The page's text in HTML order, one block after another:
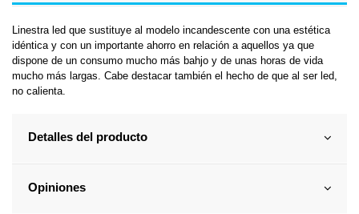
Linestra led que sustituye al modelo incandescente con una estética
idéntica y con un importante ahorro en relación a aquellos ya que
dispone de un consumo mucho más bahjo y de unas horas de vida
mucho más largas. Cabe destacar también el hecho de que al ser led,
no calienta.
Detalles del producto
Opiniones